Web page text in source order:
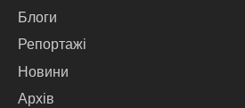
Блоги
Репортажі
Новини
Архів